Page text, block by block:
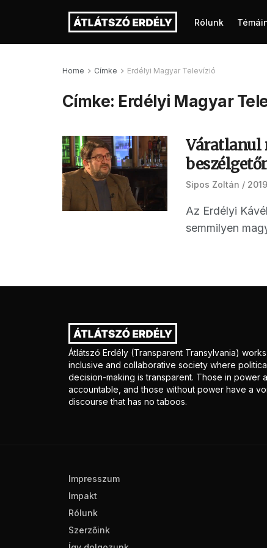
Rólunk
Home Címke Erdélyi Magyar Televízió
Címke: Erdélyi Magyar
Váratlanul
Sipos Zoltán
Az Erdélyi
semmilyen
Átlátszó Erdély (Transparent Transylvania)
inclusive and collaborative society where
decision-making is transparent. Those in power
accountable, and those without power have a
discourse that has no taboos.
Impresszum
Impakt
Rólunk
Szerzőink